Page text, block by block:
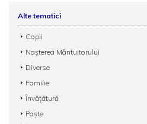
Alte tematici
Copii
Nașterea Mântuitorului
Diverse
Familie
Învățătură
Paște